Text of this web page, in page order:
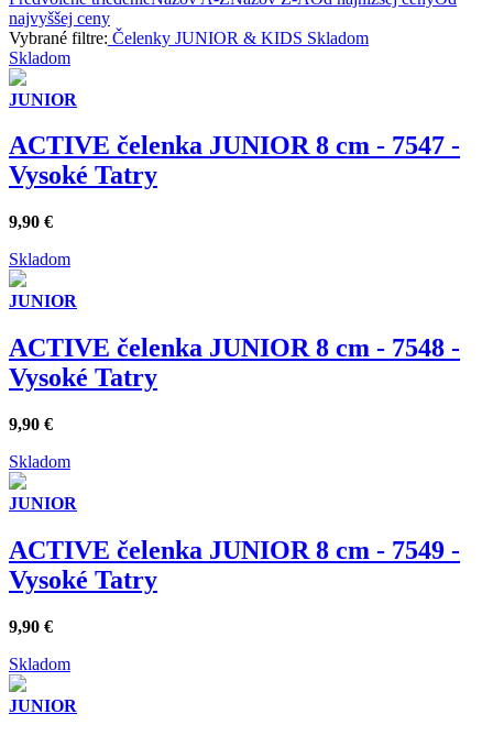
najvyššej ceny
Vybrané filtre: Čelenky JUNIOR & KIDS Skladom
Skladom
JUNIOR
ACTIVE čelenka JUNIOR 8 cm - 7547 -
Vysoké Tatry
9,90 €
Skladom
JUNIOR
ACTIVE čelenka JUNIOR 8 cm - 7548 -
Vysoké Tatry
9,90 €
Skladom
JUNIOR
ACTIVE čelenka JUNIOR 8 cm - 7549 -
Vysoké Tatry
9,90 €
Skladom
JUNIOR